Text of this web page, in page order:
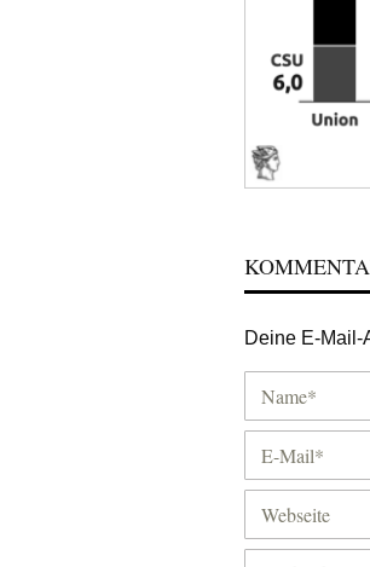
Deine E-Mail-